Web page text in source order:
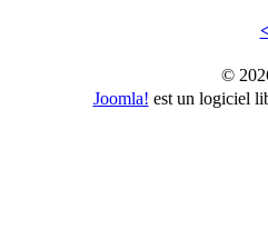
©
Joomla! est un logiciel